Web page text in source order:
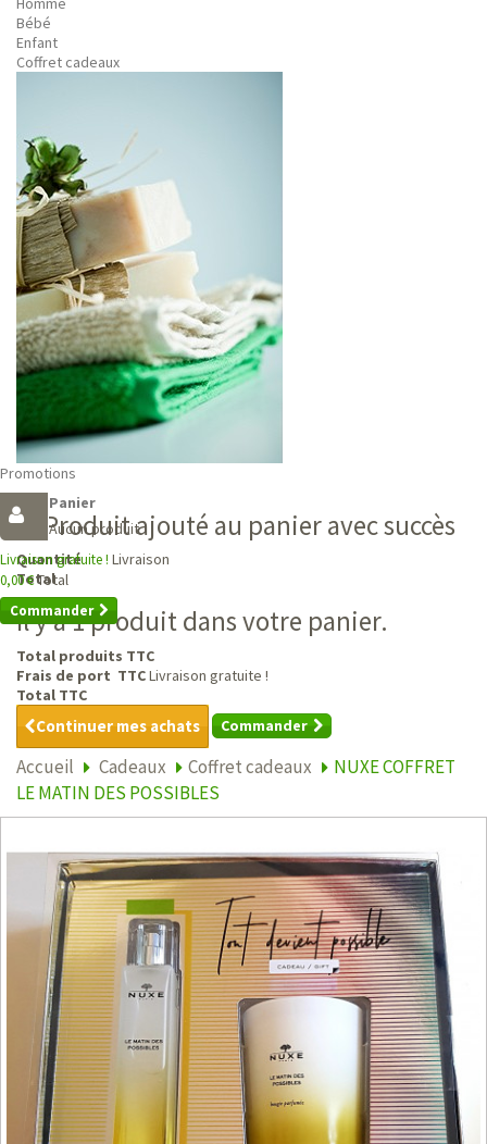
Bébé
Enfant
Coffret cadeaux
Promotions
Panier
Aucun produit
Livraison gratuite ! Livraison
0,00 €Total
Commander
Produit ajouté au panier avec succès
Quantité
Total
Il y a 1 produit dans votre panier.
Total produits TTC
Frais de port TTCLivraison gratuite !
Total TTC
Continuer mes achats Commander
Accueil Cadeaux Coffret cadeaux
NUXE COFFRET
LE MATIN DES POSSIBLES